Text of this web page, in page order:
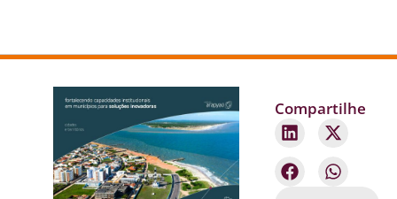
Compartilhe